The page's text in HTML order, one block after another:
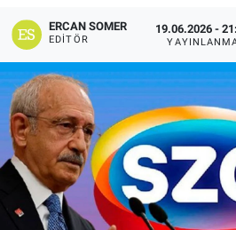
ERCAN SOMER
EDITÖR
19.06.2026 -